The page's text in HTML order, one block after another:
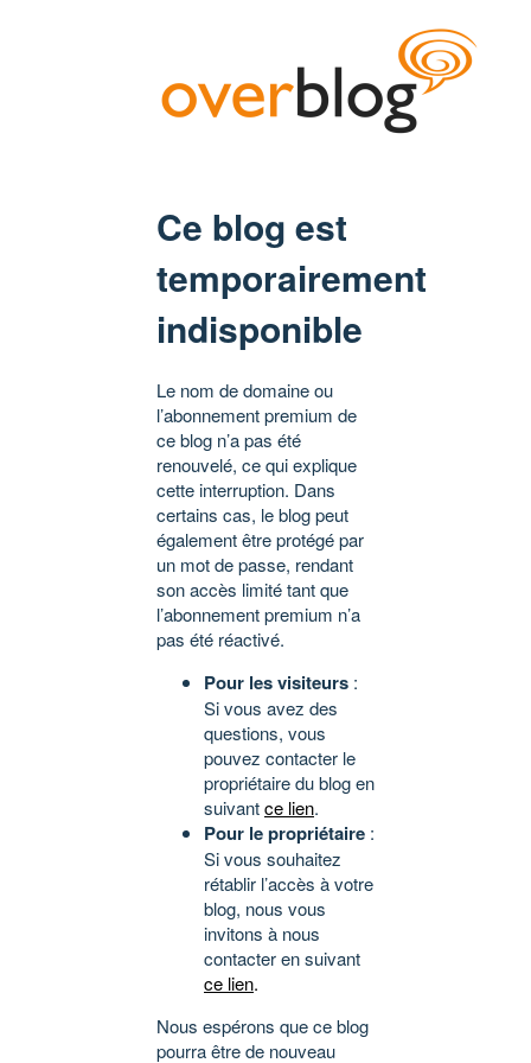
Ce blog est
temporairement
indisponible
Le nom de domaine ou
l’abonnement premium de
ce blog n’a pas été
renouvelé, ce qui explique
cette interruption. Dans
certains cas, le blog peut
également être protégé par
un mot de passe, rendant
son accès limité tant que
l’abonnement premium n’a
pas été réactivé.
Pour les visiteurs :
Si vous avez des
questions, vous
pouvez contacter le
propriétaire du blog en
suivantce lien.
Pour le propriétaire :
Si vous souhaitez
rétablir l’accès à votre
blog, nous vous
invitons à nous
contacter en suivant
ce lien.
Nous espérons que ce blog
pourra être de nouveau